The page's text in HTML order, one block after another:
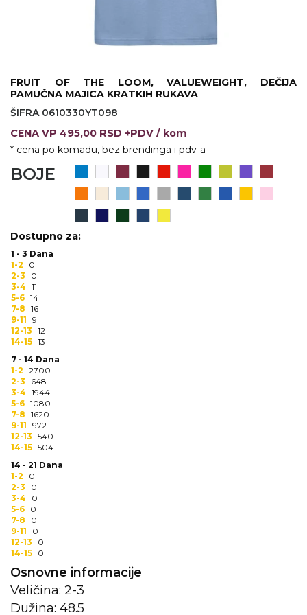
STRETCH TOPS
SUBLIMACIJA
CRICKET UPALJAČI
ŠIBICA
HYGIENIC KOLEKCIJA
OKOVRATNE ID TRAKICE
PRIBOR ZA PISANJE
NARUKVICE ZA ŽURKE I
DOGAĐAJE
TERMOSI
BOCE
TEHNOLOGIJA
KANCELARIJA
KUĆNI SETOVI
OLOVKE
PRIVESCI & ALATI
TORBE & PUTOVANJE
TEKSTIL
FRUIT OF THE LOOM, VALUEWEIGHT, DEČIJA
PAMUČNA MAJICA KRATKIH RUKAVA
ŠIFRA 0610330YT098
CENA VP 495,00 RSD +PDV / kom
* cena po komadu, bez brendinga i pdv-a
BOJE
Dostupno za:
1 - 3 Dana
1-2
0
2-3
0
3-4 11
5-6 14
7-8 16
9-11 9
12-13 12
14-15 13
7 - 14 Dana
1-2 2700
2-3
648
3-4 1944
5-6 1080
7-8 1620
9-11 972
12-13 540
14-15 504
14 - 21 Dana
1-2
0
2-3
0
3-4
0
5-6 0
7-8
0
9-11
0
12-13
0
14-15 0
Osnovne informacije
Veličina: 2-3
Dužina: 48.5